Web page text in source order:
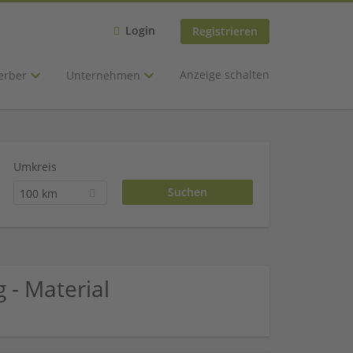
Login Registrieren
Unternehmen Anzeige schalten
Umkreis
100 km
- Material